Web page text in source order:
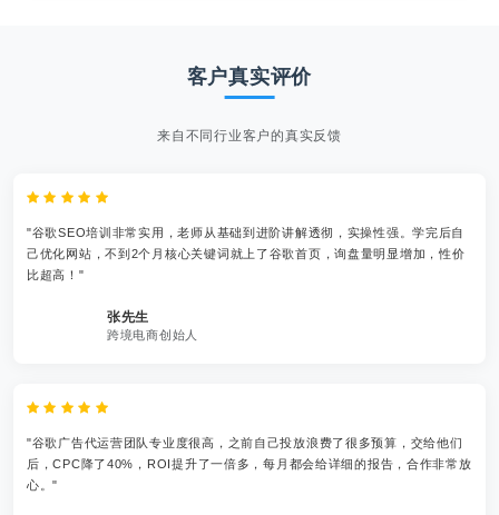
客户真实评价
来自不同行业客户的真实反馈
"谷歌SEO培训非常实用，老师从基础到进阶讲解透彻，实操性强。学完后自
己优化网站，不到2个月核心关键词就上了谷歌首页，询盘量明显增加，性价
比超高！"
张先生
跨境电商创始人
"谷歌广告代运营团队专业度很高，之前自己投放浪费了很多预算，交给他们
后，CPC降了40%，ROI提升了一倍多，每月都会给详细的报告，合作非常放
心。"